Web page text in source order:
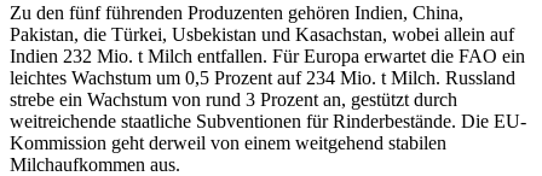
Zu den fünf führenden Produzenten gehören Indien, China,
Pakistan, die Türkei, Usbekistan und Kasachstan, wobei allein auf
Indien 232 Mio. t Milch entfallen. Für Europa erwartet die FAO ein
leichtes Wachstum um 0,5 Prozent auf 234 Mio. t Milch. Russland
strebe ein Wachstum von rund 3 Prozent an, gestützt durch
weitreichende staatliche Subventionen für Rinderbestände. Die EU-
Kommission geht derweil von einem weitgehend stabilen
Milchaufkommen aus.